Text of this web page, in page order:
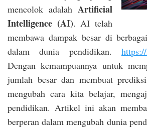
mencolok adalah Artificial
Intelligence (AI). AI telah
membawa dampak besar di
dalam dunia pendidikan.
Dengan kemampuannya untuk
jumlah besar dan membuat
mengubah cara kita belajar,
pendidikan. Artikel ini akan
berperan dalam mengubah dunia